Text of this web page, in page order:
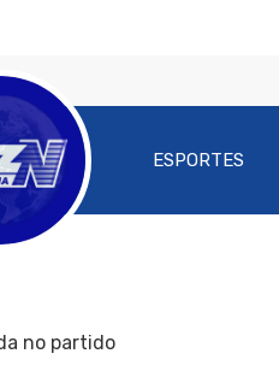
ESPORTES
no partido